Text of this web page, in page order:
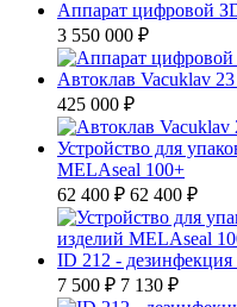
Аппарат цифровой
3 550 000 ₽
Автоклав Vacuklav
425 000 ₽
Устройство для
MELAseal 100+
62 400 ₽ 62 400 ₽
ID 212 - дезинфекция
7 500 ₽ 7 130 ₽